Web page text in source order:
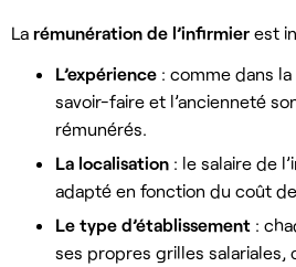
La rémunération de l’infirmier est
L’expérience : comme dans
savoir-faire et l’ancienneté
rémunérés.
La localisation : le salaire de
adapté en fonction du coût
Le type d’établissement :
ses propres grilles salariales,